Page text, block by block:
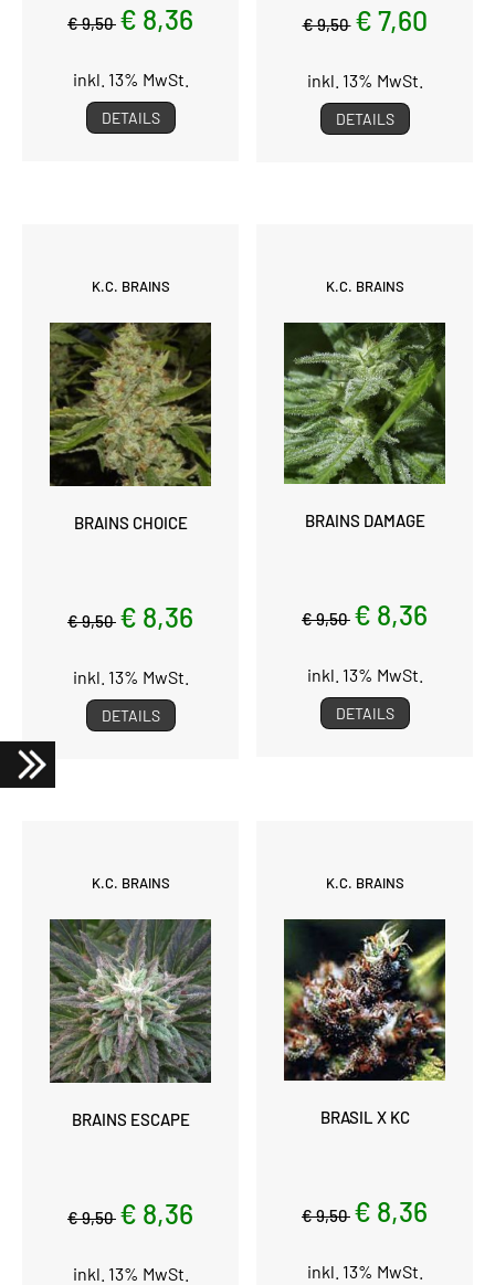
€ 9,50 € 8,36
inkl. 13% MwSt.
DETAILS
€ 9,50 € 7,60
inkl. 13% MwSt.
DETAILS
K.C. BRAINS
BRAINS CHOICE
€ 9,50 € 8,36
inkl. 13% MwSt.
DETAILS
K.C. BRAINS
BRAINS DAMAGE
€ 9,50 € 8,36
inkl. 13% MwSt.
DETAILS
K.C. BRAINS
BRAINS ESCAPE
€ 9,50 € 8,36
inkl. 13% MwSt.
K.C. BRAINS
BRASIL X KC
€ 9,50 € 8,36
inkl. 13% MwSt.